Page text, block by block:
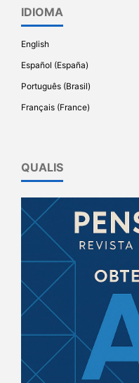
IDIOMA
English
Español (España)
Português (Brasil)
Français (France)
QUALIS